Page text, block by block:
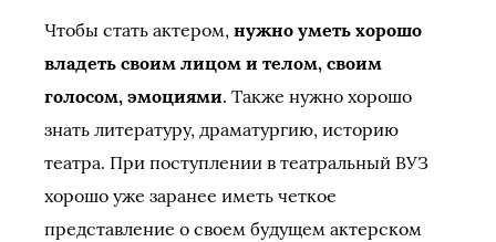
Чтобы стать актером, нужно уметь хорошо
владеть своим лицом и телом, своим
голосом, эмоциями. Также нужно хорошо
знать литературу, драматургию, историю
театра. При поступлении в театральный ВУЗ
хорошо уже заранее иметь четкое
представление о своем будущем актерском